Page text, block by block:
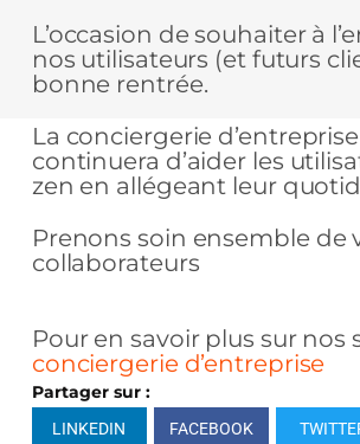
L’occasion de souhaiter à
nos utilisateurs (et futurs
bonne rentrée.
La conciergerie
continuera d’aider les
zen en allégeant leur
Prenons soin ensemble de
collaborateurs
Pour en savoir plus sur nos
conciergerie d’entreprise
Partager sur :
LINKEDIN FACEBOOK